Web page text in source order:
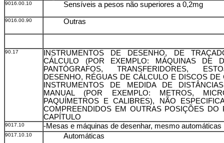
9016.00.10 Sensíveis a pesos não superiores a 0,2mg
9016.00.90 Outras
90.17
INSTRUMENTOS DE DESENHO, DE
CÁLCULO (POR EXEMPLO: MÁQUINAS DE
PANTÓGRAFOS, TRANSFERIDORES,
DESENHO, RÉGUAS DE CÁLCULO E DISCOS DE
INSTRUMENTOS DE MEDIDA DE
MANUAL (POR EXEMPLO: METROS,
PAQUÍMETROS E CALIBRES), NÃO
COMPREENDIDOS EM OUTRAS POSIÇÕES DO
CAPÍTULO
9017.10 -Mesas e máquinas de desenhar, mesmo automáticas
9017.10.10 Automáticas